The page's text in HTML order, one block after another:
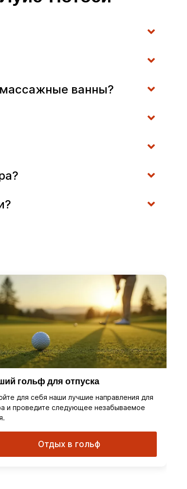
ванны?
гольф для отпуска
для себя наши лучшие направления для
и проведите следующее незабываемое
Отдых в гольф